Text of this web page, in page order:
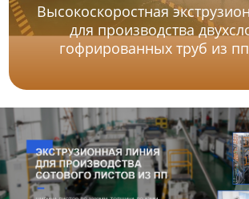
Высокоскоростная
для производства
гофрированных труб из